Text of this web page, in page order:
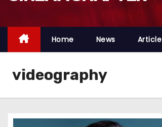
o
Home News Article
videography